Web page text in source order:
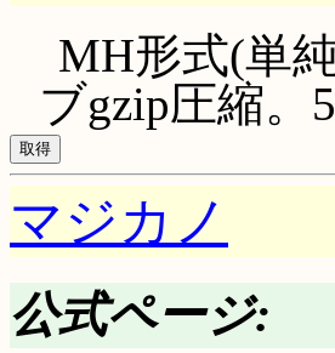
MH形式(単
ブgzip圧縮。
マジカノ
公式ページ: